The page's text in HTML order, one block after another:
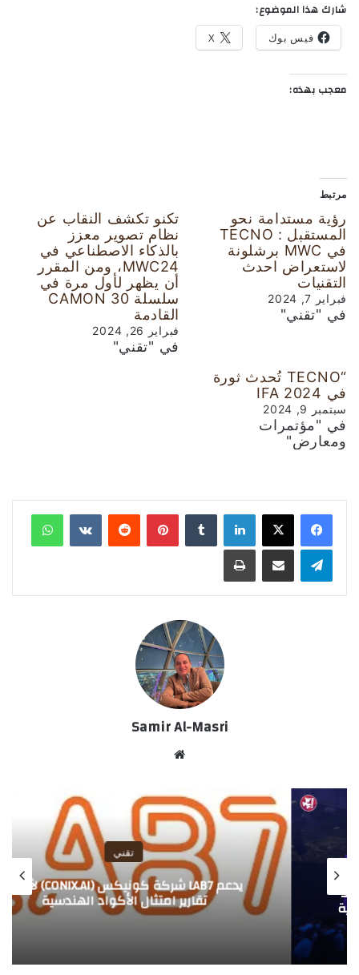
شارك هذا الموضوع:
فيس بوك X
معجب بهذه:
مرتبط
رؤية مستدامة نحو
المستقبل : TECNO
في MWC برشلونة
لاستعراض احدث
التقنيات
فبراير 7, 2024
في "تقني"
تكنو تكشف النقاب عن
نظام تصوير معزز
بالذكاء الاصطناعي في
MWC24، ومن المقرر
أن يظهر لأول مرة في
سلسلة CAMON 30
القادمة
فبراير 26, 2024
في "تقني"
“TECNO تُحدث ثورة
في IFA 2024
سبتمبر 9, 2024
في "مؤتمرات
ومعارض"
لينكدإن بينتيريست
Samir Al-Masri
الوي
ب
تقني
يدعم LAB7 شركة كونيكس (CONIX.AI) لأتمتة
تقارير امتثال الأكواد الهندسية